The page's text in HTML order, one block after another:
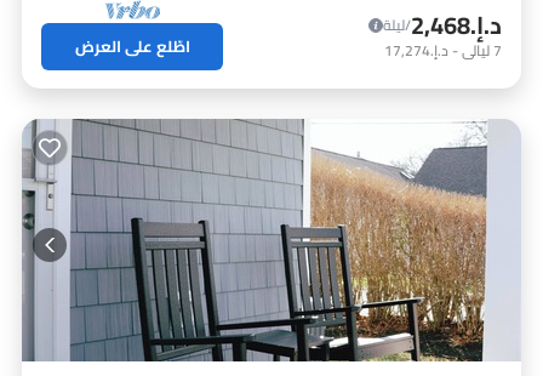
د.إ.‏2,468
/ليلة
7ليالي- د.إ.‏17,274 اطّلع على العرض